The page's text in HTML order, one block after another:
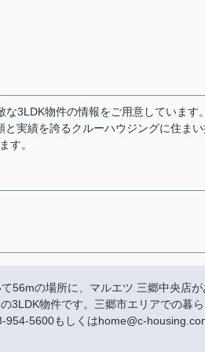
な3LDK物件の情報をご用意しています
実績を誇るクルーハウジングに住まい
す。
56mの場所に、マルエツ 三郷中央店が
3LDK物件です。三郷市エリアでの暮ら
954-5600もしくはhome@c-